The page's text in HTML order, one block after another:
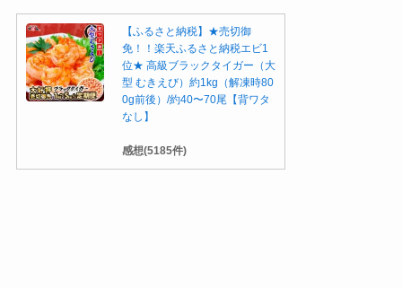
【ふるさと納税】★売切御
免！！楽天ふるさと納税エビ1
位★ 高級ブラックタイガー（大
型 むきえび）約1kg（解凍時80
0g前後）/約40〜70尾【背ワタ
なし】
感想(5185件)